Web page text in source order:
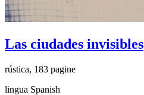
Las ciudades invisibles
rústica, 183 pagine
lingua Spanish